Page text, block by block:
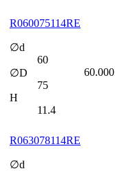
R060075114RE
∅d
60
∅D
75
H
11.4
60.000
R063078114RE
∅d